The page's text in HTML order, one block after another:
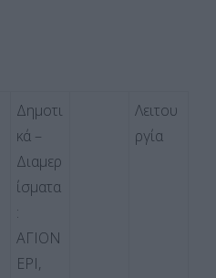
Δημοτι
κά –
Διαμερ
ίσματα
:
ΑΓΙΟΝ
ΕΡΙ,
Λειτου
ργία